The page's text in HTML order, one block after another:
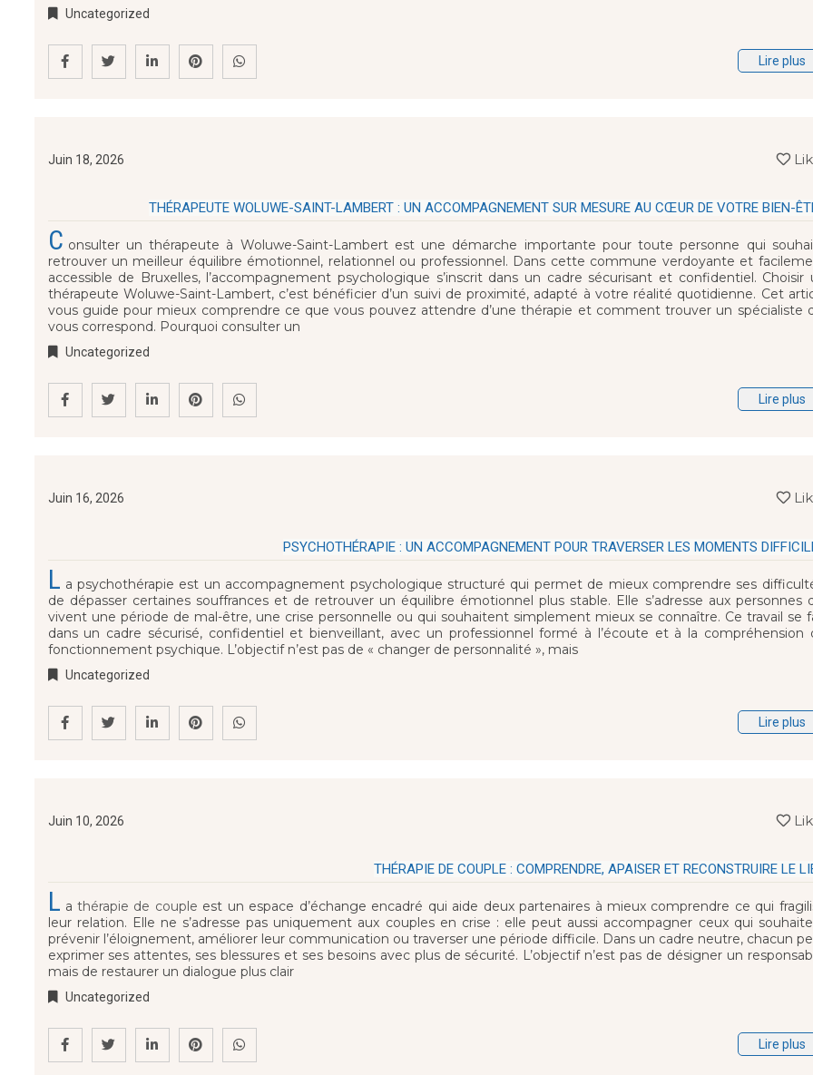
Uncategorized
Lire plus
Juin 18, 2026
THÉRAPEUTE WOLUWE-SAINT-LAMBERT : UN ACCOMPAGNEMENT SUR MESURE AU CŒUR DE VOTRE BIEN-
C onsulter un thérapeute à Woluwe-Saint-Lambert est une démarche importante pour toute personne qui
retrouver un meilleur équilibre émotionnel, relationnel ou professionnel. Dans cette commune verdoyante et
accessible de Bruxelles, l’accompagnement psychologique s’inscrit dans un cadre sécurisant et confidentiel. Choisir
thérapeute Woluwe-Saint-Lambert, c’est bénéficier d’un suivi de proximité, adapté à votre réalité quotidienne. Cet
vous guide pour mieux comprendre ce que vous pouvez attendre d’une thérapie et comment trouver un spécialiste
vous correspond. Pourquoi consulter un
Uncategorized
Lire plus
Juin 16, 2026
PSYCHOTHÉRAPIE : UN ACCOMPAGNEMENT POUR TRAVERSER LES MOMENTS
L a psychothérapie est un accompagnement psychologique structuré qui permet de mieux comprendre ses
de dépasser certaines souffrances et de retrouver un équilibre émotionnel plus stable. Elle s’adresse aux personnes
vivent une période de mal-être, une crise personnelle ou qui souhaitent simplement mieux se connaître. Ce travail se
dans un cadre sécurisé, confidentiel et bienveillant, avec un professionnel formé à l’écoute et à la compréhension
fonctionnement psychique. L’objectif n’est pas de « changer de personnalité », mais
Uncategorized
Lire plus
Juin 10, 2026
THÉRAPIE DE COUPLE : COMPRENDRE, APAISER ET RECONSTRUIRE LE
L a thérapie de couple est un espace d’échange encadré qui aide deux partenaires à mieux comprendre ce qui
leur relation. Elle ne s’adresse pas uniquement aux couples en crise : elle peut aussi accompagner ceux qui
prévenir l’éloignement, améliorer leur communication ou traverser une période difficile. Dans un cadre neutre, chacun
exprimer ses attentes, ses blessures et ses besoins avec plus de sécurité. L’objectif n’est pas de désigner un
mais de restaurer un dialogue plus clair
Uncategorized
Lire plus